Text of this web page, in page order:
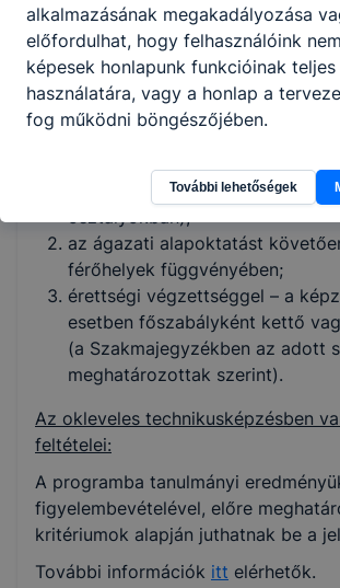
A képzésbe jelentkezni lehet:
A középiskolai felvételi eljárás
az esetben a tanulónak már 9.
biztos helye van a programban
alapismereteket tanulják, mint a
az ágazati alapoktatást
férőhelyek függvényében;
érettségi végzettséggel – a
esetben főszabályként kettő
(a Szakmajegyzékben az adott
meghatározottak szerint).
Az okleveles technikusképzésben
feltételei:
A programba tanulmányi
figyelembevételével, előre
kritériumok alapján juthatnak be a
További információk itt elérhetők.
alkalmazásának megakadályozása
előfordulhat, hogy felhasználóink
képesek honlapunk funkcióinak teljes
használatára, vagy a honlap a
fog működni böngészőjében.
További lehetőségek